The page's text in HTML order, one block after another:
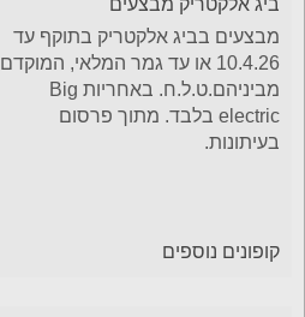
ביג אלקטריק מבצעים
מבצעים בביג אלקטריק בתוקף עד
10.4.26 או עד גמר המלאי, המוקדם
מביניהם.ט.ל.ח. באחריות Big
electric בלבד. מתוך פרסום
בעיתונות.
קופונים נוספים